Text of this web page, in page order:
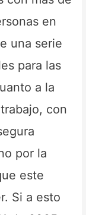
en
una serie
para las
a la
con
por la
este
Si a esto